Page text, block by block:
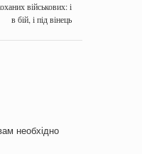
військових: і
в бій, і під вінець
необхідно